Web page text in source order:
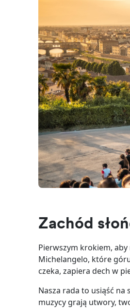
Zachód
Pierwszym krokiem,
Michelangelo, które
czeka, zapiera dech w
Nasza rada to usiąść na
muzycy grają utwory,